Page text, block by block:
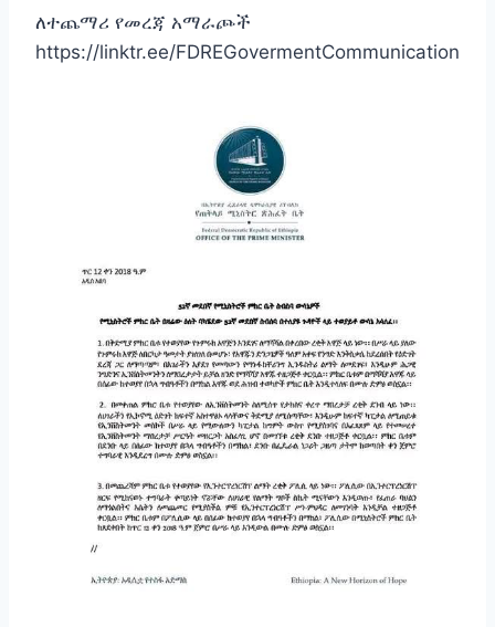
ለተጨማሪ የመረጃ አማራጮች
https://linktr.ee/FDREGovermentCommunication